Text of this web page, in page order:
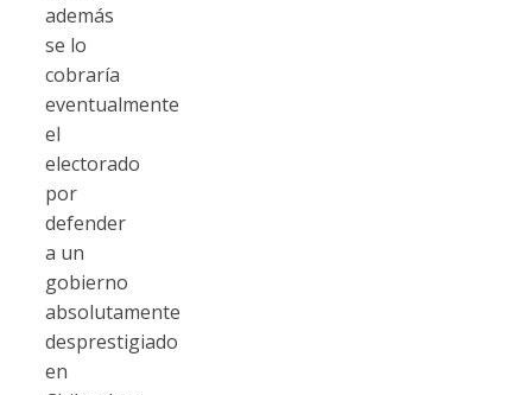
además
se lo
cobraría
eventualmente
el
electorado
por
defender
a un
gobierno
absolutamente
desprestigiado
en